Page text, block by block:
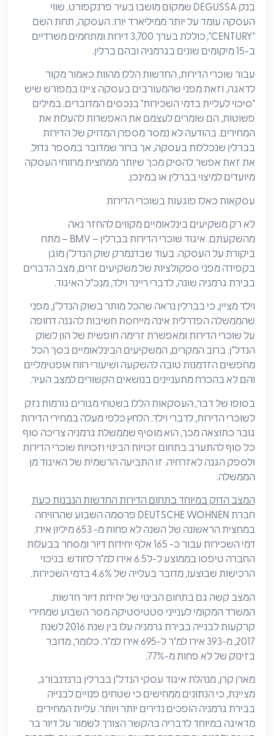
בנק DEGUSSA שמקום מושבו בעיר פרנקפורט. שווי
העסקה עומד על יותר ממיליארד יורו. העסקה, תחת השם
"CENTURY", כוללת בערך 3,700 דירות ומתחמים משרדיים
ב-15 מיקומים שונים בגרמניה ובהם ברלין.
עבור שוכרי הדירות, החדשות הללו מהוות כאמור מקור
לדאגה, וזאת מפני שהמעורבים בעסקה ציינו במפורש שיש
"סיכוי לעליית בדמי השכירות" בנכסים המדוברים. במילים
פשוטות, הם שומרים לעצמם את האפשרות להעלות את
המחירים. בהודעה לא נמסר מספרן המדויק של הדירות
בברלין שנכללות בעסקה, אך ברור שמדובר במספר גדול.
את זאת אפשר להסיק מכך שיותר ממחצית מרווחי העסקה
מיועדים למיצוי בברלין או במינכן.
עסקאות כאלו פוגעות בשוכרי הדירות
לא רק משקיעים בינלאומיים מקווים להחזר נאה
מהשקעתם. איגוד שוכרי הדירות בברלין – BMV – מתח
ביקורת על העסקה. בעוד שבדנמרק שוק הנדל"ן מוגן
בקפידה מפני ספקולציות של משקיעים זרים, מצב הדברים
בבירת גרמניה שונה, לדברי ריינר וילד, מנכ"ל האיגוד.
וילד מציין, כי בברלין נראה שהכל מותר בשוק הנדל"ן, מפני
שהממשלה הפדרלית אינה מייחסת חשיבות להגנה דחופה
על שוכרי הדירות ומאפשרת זרימה חופשית של הון לשוק
הנדל"ן. ברוב המקרים, המשקיעים הבינלאומיים בסך הכל
מחפשים הזדמנות טובה להשקעה ושיעורי רווח אופטימליים
והם לא בהכרח מתעניינים בנושאים הקשורים למצב העיר.
בסופו של דבר, העסקאות הללו בשטחי מגורים גורמות נזק
לשוכרי הדירות, לדברי וילד. הלחץ כלפי מעלה במחירי הדירות
גובר כתוצאה מכך, הוא מוסיף שממשלת גרמניה צריכה סוף
כל סוף להתערב בתחום זכויות הבינוי וזכויות שוכרי הדירות
ולספק הגנה לאזרחיה. זו התביעה הרשמית של האיגוד מן
הממשלה.
המצב הדוק במיוחד בתחום הדירות החדשות הנבנות כעת
חברת DEUTSCHE WOHNEN פרסמה השבוע שהרוויחה
במחצית הראשונה של השנה לא פחות מ- 653 מיליון אירו.
דמי השכירות עבור כ- 165 אלף יחידות דיור ומסחר בבעלות
החברה טיפסו בממוצע ל-ל6.5 אירו למ"ר לחודש. בניכוי
הרכישות שבוצעו, מדובר בעלייה של 4.6% בדמי השכירות.
המצב קשה גם בתחום הבינוי של יחידות דיור חדשות.
המשרד המקומי לענייני סטטיסטיקה מסר השבוע שמחירי
קרקעות לבנייה בבירת גרמניה עלו בין שנת 2016 לשנת
2017, מ-393 אירו למ"ר ל-695 אירו למ"ר. כלומר, מדובר
בזינוק של לא פחות מ-77%.
מארן קרן, מנהלת איגוד עסקי הנדל"ן בברלין ברנדנבורג,
מציינת, כי הנתונים ממחישים כי שטחים פנויים לבנייה
בבירת גרמניה הופכים נדירים יותר ויותר. עליית המחירים
מדאיגה במיוחד לדבריה בהקשר הצורך לשמור על דיור בר